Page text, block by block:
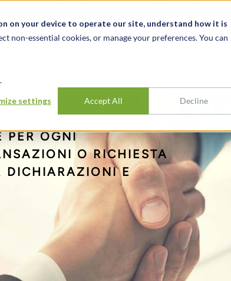
on your device to operate our site, understand how it is
non-essential cookies, or manage your preferences. You can
settings Accept All Decline
transazioni
PER OGNI
O RICHIESTA
DICHIARAZIONI E